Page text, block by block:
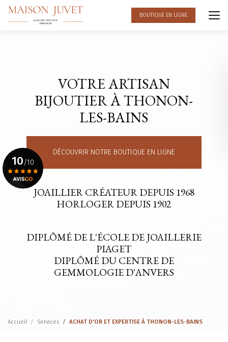
Aller
contenu
BOUTIQUE EN LIGNE
VOTRE ARTISAN
BIJOUTIER À THONON-
LES-BAINS
DÉCOUVRIR NOTRE BOUTIQUE EN LIGNE
JOAILLIER CRÉATEUR DEPUIS 1968
HORLOGER DEPUIS 1902
DIPLÔMÉ DE L'ÉCOLE DE JOAILLERIE
PIAGET
DIPLÔMÉ DU CENTRE DE
GEMMOLOGIE D'ANVERS
10/10
Voir le certificat
Accueil Services ACHAT D'OR ET EXPERTISE À THONON-LES-BAINS